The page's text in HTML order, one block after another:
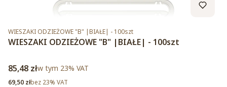
Kod produktu
WIESZAKI ODZIEŻOWE "B" |BIAŁE| - 100szt
WIESZAKI ODZIEŻOWE "B" |BIAŁE| - 100szt
Cena brutto
85,48 złw tym %s VAT
w tym 23% VAT
Cena netto
69,50 złbez 23% VAT